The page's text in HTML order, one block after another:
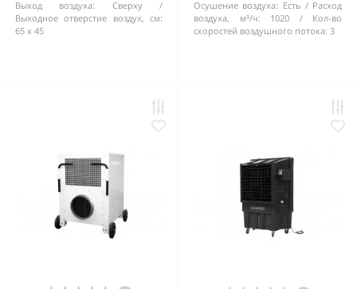
Выход воздуха:
Сверху
Выходное отверстие воздух, см:
65 х 45
Осушение воздуха: Есть
Расход
воздуха, м³/ч:
1020
Кол-во
скоростей воздушного потока: 3